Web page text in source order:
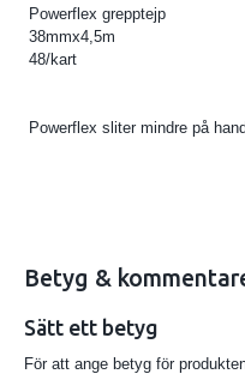
Powerflex grepptejp
38mmx4,5m
48/kart
Powerflex sliter mindre på
Betyg &
Sätt ett betyg
För att ange betyg för